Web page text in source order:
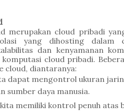
merupakan cloud pribadi
yang dihosting dalam
dan kenyamanan
komputasi cloud pribadi.
cloud, diantaranya:
dapat mengontrol ukuran
sumber daya manusia.
memiliki kontrol penuh atas